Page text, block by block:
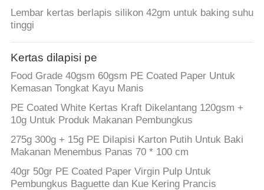
Lembar kertas berlapis silikon 42gm untuk baking suhu
tinggi
Kertas dilapisi pe
Food Grade 40gsm 60gsm PE Coated Paper Untuk
Kemasan Tongkat Kayu Manis
PE Coated White Kertas Kraft Dikelantang 120gsm +
10g Untuk Produk Makanan Pembungkus
275g 300g + 15g PE Dilapisi Karton Putih Untuk Baki
Makanan Menembus Panas 70 * 100 cm
40gr 50gr PE Coated Paper Virgin Pulp Untuk
Pembungkus Baguette dan Kue Kering Prancis